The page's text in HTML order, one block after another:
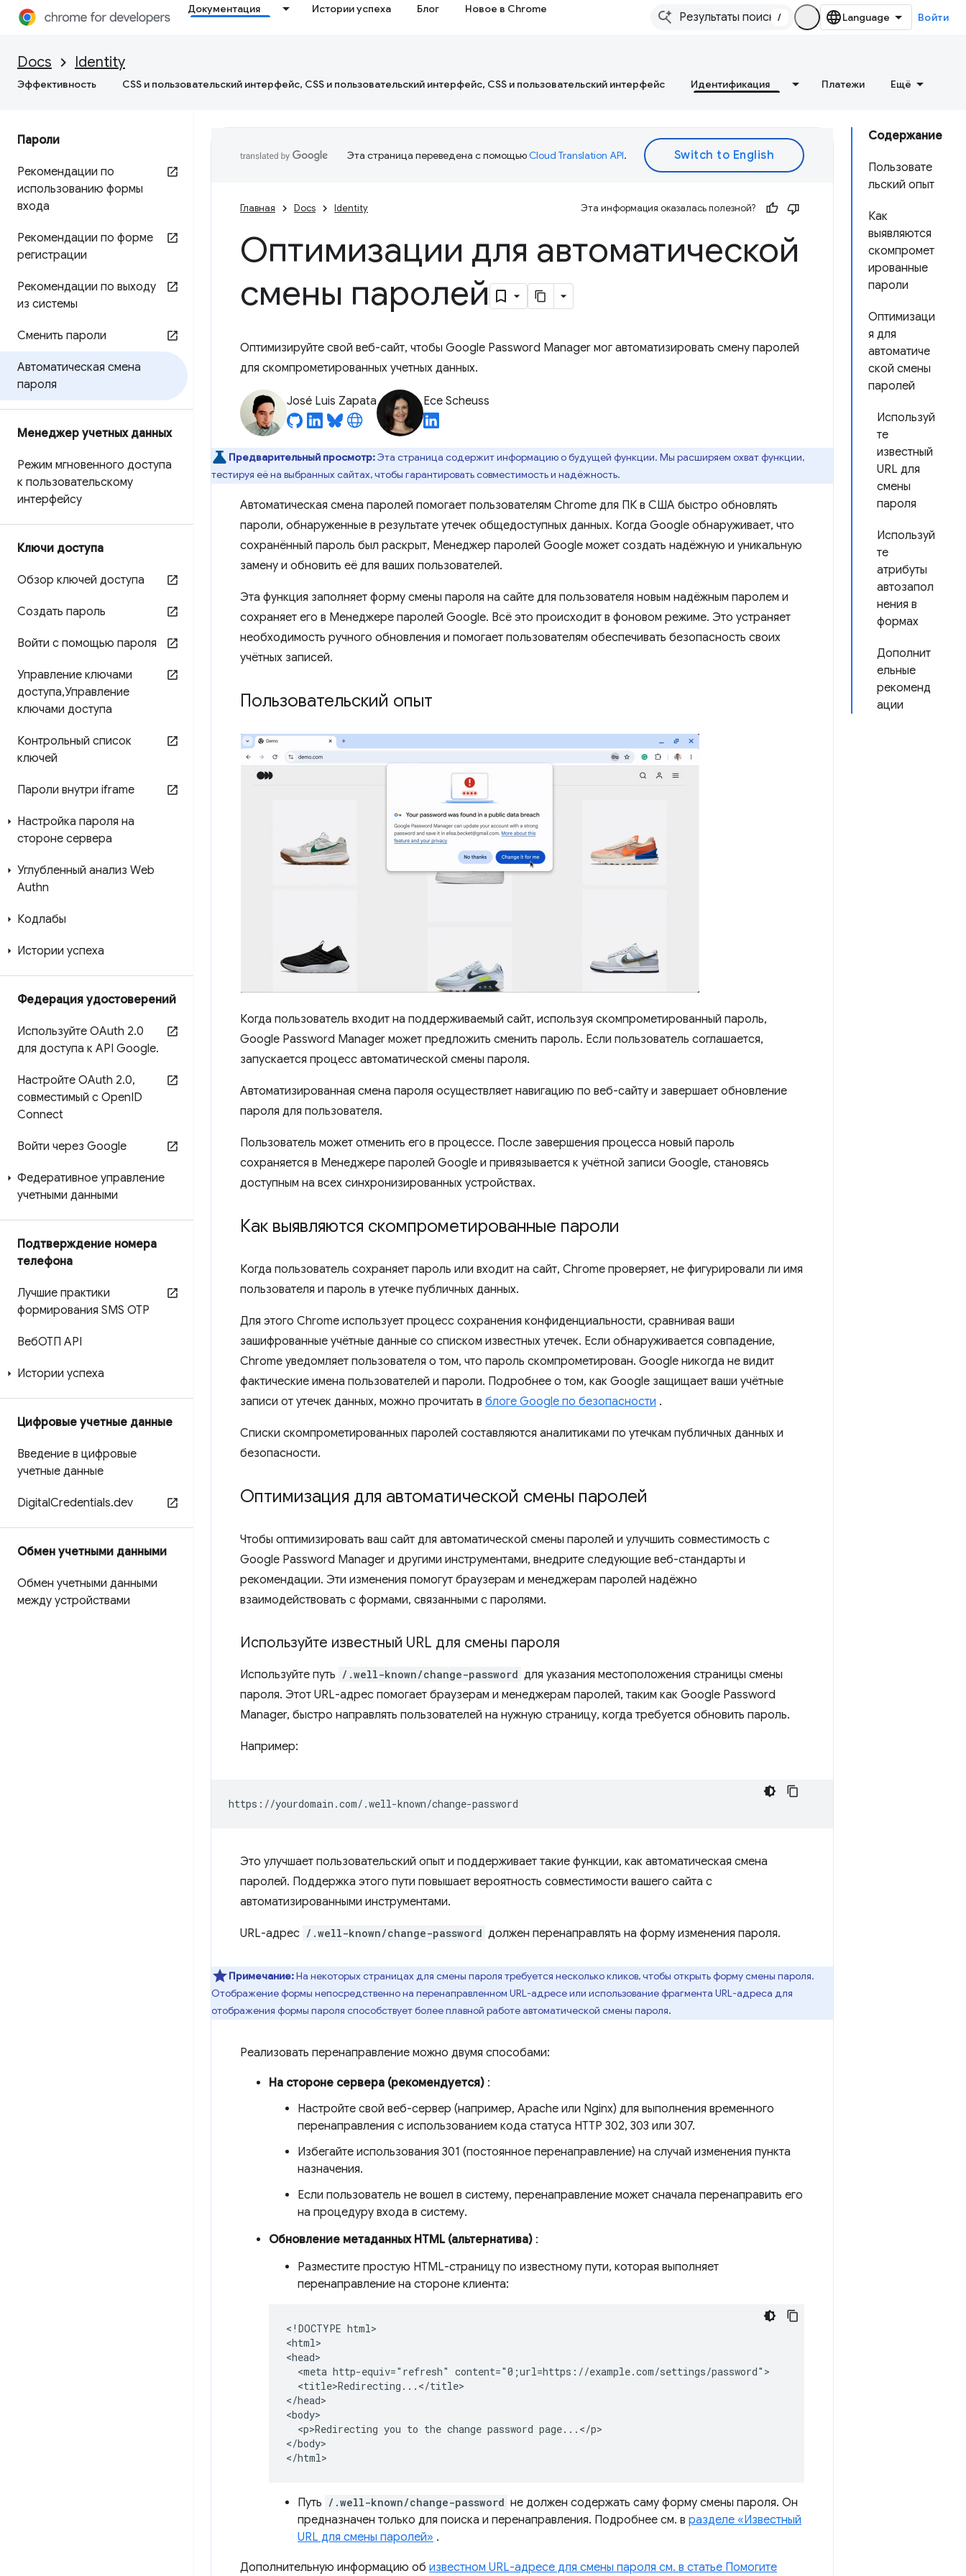
Документация Истории успеха Блог Новое в Chrome
/ Войти
Docs Identity
Эффективность CSS и пользовательский интерфейс, CSS и пользовательский интерфейс, CSS и пользовательский интерфейс Идентификация Платежи Ещё
Пароли
Рекомендации по
использованию формы
входа
Рекомендации по форме
регистрации
Рекомендации по выходу
из системы
Сменить пароли
Автоматическая смена
пароля
Менеджер учетных данных
Режим мгновенного доступа
к пользовательскому
интерфейсу
Ключи доступа
Обзор ключей доступа
Создать пароль
Войти с помощью пароля
Управление ключами
доступа,Управление
ключами доступа
Контрольный список
ключей
Пароли внутри iframe
Настройка пароля на
стороне сервера
Углубленный анализ Web
Authn
Кодлабы
Истории успеха
Федерация удостоверений
Используйте OAuth 2.0
для доступа к API Google.
Настройте OAuth 2.0,
совместимый с OpenID
Connect
Войти через Google
Федеративное управление
учетными данными
Подтверждение номера
телефона
Лучшие практики
формирования SMS OTP
ВебОТП API
Истории успеха
Цифровые учетные данные
Введение в цифровые
учетные данные
DigitalCredentials.dev
Обмен учетными данными
Обмен учетными данными
между устройствами
Содержание
Пользовате
льский опыт
Как
выявляются
скомпромет
ированные
пароли
Оптимизаци
я для
автоматиче
ской смены
паролей
Используй
те
известный
URL для
смены
пароля
Используй
те
атрибуты
автозапол
нения в
формах
Дополнит
ельные
рекоменд
ации
Эта страница переведена с помощьюCloud Translation API.
Главная Docs Identity Эта информация оказалась полезной?
Оптимизации для автоматической
смены паролей
Оптимизируйте свой веб-сайт, чтобы Google Password Manager мог автоматизировать смену паролей
для скомпрометированных учетных данных.
José Luis Zapata Ece Scheuss
Предварительный просмотр:Эта страница содержит информацию о будущей функции. Мы расширяем охват функции,
тестируя её на выбранных сайтах, чтобы гарантировать совместимость и надёжность.
Автоматическая смена паролей помогает пользователям Chrome для ПК в США быстро обновлять
пароли, обнаруженные в результате утечек общедоступных данных. Когда Google обнаруживает, что
сохранённый пароль был раскрыт, Менеджер паролей Google может создать надёжную и уникальную
замену и обновить её для ваших пользователей.
Эта функция заполняет форму смены пароля на сайте для пользователя новым надёжным паролем и
сохраняет его в Менеджере паролей Google. Всё это происходит в фоновом режиме. Это устраняет
необходимость ручного обновления и помогает пользователям обеспечивать безопасность своих
учётных записей.
Пользовательский опыт
Когда пользователь входит на поддерживаемый сайт, используя скомпрометированный пароль,
Google Password Manager может предложить сменить пароль. Если пользователь соглашается,
запускается процесс автоматической смены пароля.
Автоматизированная смена пароля осуществляет навигацию по веб-сайту и завершает обновление
пароля для пользователя.
Пользователь может отменить его в процессе. После завершения процесса новый пароль
сохраняется в Менеджере паролей Google и привязывается к учётной записи Google, становясь
доступным на всех синхронизированных устройствах.
Как выявляются скомпрометированные пароли
Когда пользователь сохраняет пароль или входит на сайт, Chrome проверяет, не фигурировали ли имя
пользователя и пароль в утечке публичных данных.
Для этого Chrome использует процесс сохранения конфиденциальности, сравнивая ваши
зашифрованные учётные данные со списком известных утечек. Если обнаруживается совпадение,
Chrome уведомляет пользователя о том, что пароль скомпрометирован. Google никогда не видит
фактические имена пользователей и пароли. Подробнее о том, как Google защищает ваши учётные
записи от утечек данных, можно прочитать в блоге Google по безопасности .
Списки скомпрометированных паролей составляются аналитиками по утечкам публичных данных и
безопасности.
Оптимизация для автоматической смены паролей
Чтобы оптимизировать ваш сайт для автоматической смены паролей и улучшить совместимость с
Google Password Manager и другими инструментами, внедрите следующие веб-стандарты и
рекомендации. Эти изменения помогут браузерам и менеджерам паролей надёжно
взаимодействовать с формами, связанными с паролями.
Используйте известный URL для смены пароля
Используйте путь /.well-known/change-password для указания местоположения страницы смены
пароля. Этот URL-адрес помогает браузерам и менеджерам паролей, таким как Google Password
Manager, быстро направлять пользователей на нужную страницу, когда требуется обновить пароль.
Например:
Это улучшает пользовательский опыт и поддерживает такие функции, как автоматическая смена
паролей. Поддержка этого пути повышает вероятность совместимости вашего сайта с
автоматизированными инструментами.
URL-адрес /.well-known/change-password должен перенаправлять на форму изменения пароля.
Примечание:На некоторых страницах для смены пароля требуется несколько кликов, чтобы открыть форму смены пароля.
Отображение формы непосредственно на перенаправленном URL-адресе или использование фрагмента URL-адреса для
отображения формы пароля способствует более плавной работе автоматической смены пароля.
Реализовать перенаправление можно двумя способами:
На стороне сервера (рекомендуется) :
Настройте свой веб-сервер (например, Apache или Nginx) для выполнения временного
перенаправления с использованием кода статуса HTTP 302, 303 или 307.
Избегайте использования 301 (постоянное перенаправление) на случай изменения пункта
назначения.
Если пользователь не вошел в систему, перенаправление может сначала перенаправить его
на процедуру входа в систему.
Обновление метаданных HTML (альтернатива) :
Разместите простую HTML-страницу по известному пути, которая выполняет
перенаправление на стороне клиента:
<!DOCTYPE html>
<html>
<head>
  <meta http-equiv="refresh" content="0;url=https://example.com/settings/password">
  <title>Redirecting...</title>
</head>
<body>
  <p>Redirecting you to the change password page...</p>
</body>
Путь /.well-known/change-password не должен содержать саму форму смены пароля. Он
предназначен только для поиска и перенаправления. Подробнее см. в разделе «Известный
URL для смены паролей» .
Дополнительную информацию об известном URL-адресе для смены пароля см. в статье Помогите